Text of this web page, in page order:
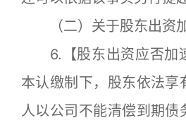
（二）关于股东出资
6.【股东出资应否加
本认缴制下，股东依法享
人以公司不能清偿到期债